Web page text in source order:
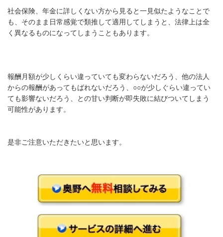
社会保険、年金に詳しくない方から見ると一見似たようなことで
も、そのまま日常感覚で類推して適用してしまうと、法律上は全
く異なるものになってしまうこともあります。
報酬月額が少しくらい違っていても変わらないだろう、他の法人
からの報酬があってもばれないだろう、○○が少しぐらい違ってい
ても影響ないだろう、との甘い判断が即失敗に結びついてしまう
可能性があります。
是非ご注意いただきたいと思います。